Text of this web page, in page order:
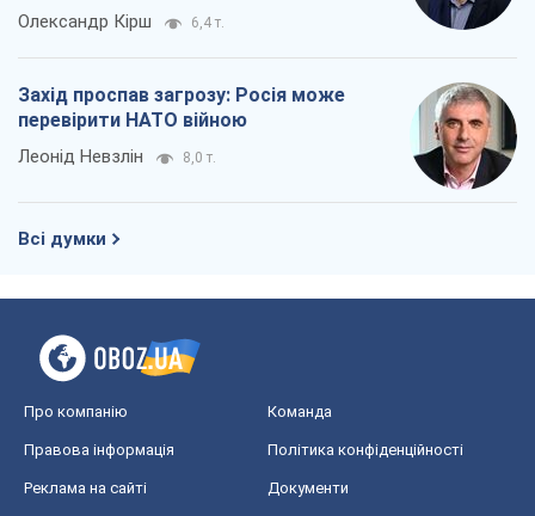
Олександр Кірш 6,4 т.
Захід проспав загрозу: Росія може
перевірити НАТО війною
Леонід Невзлін 8,0 т.
Всі думки
Про компанію Команда
Правова інформація Політика конфіденційності
Реклама на сайті Документи